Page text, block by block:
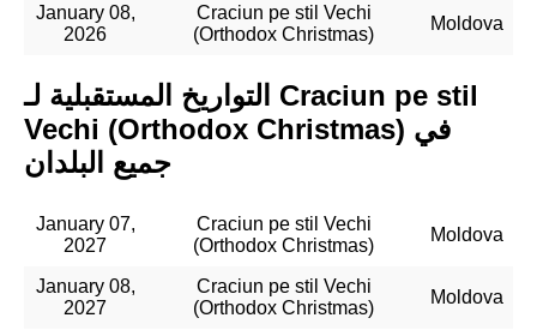
January 08,
2026
Craciun pe stil Vechi
(Orthodox Christmas)
Moldova
التواريخ المستقبلية لـ Craciun pe stil
Vechi (Orthodox Christmas) في
جميع البلدان
January 07,
2027
Craciun pe stil Vechi
(Orthodox Christmas)
Moldova
January 08,
2027
Craciun pe stil Vechi
(Orthodox Christmas)
Moldova